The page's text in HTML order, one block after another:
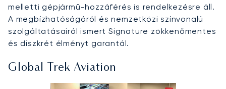
melletti gépjármű-hozzáférés is rendelkezésre áll.
A megbízhatóságáról és nemzetközi színvonalú
szolgáltatásairól ismert Signature zökkenőmentes
és diszkrét élményt garantál.
Global Trek Aviation